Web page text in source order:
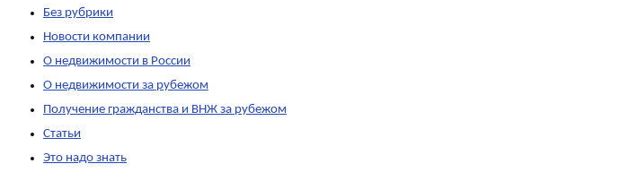
Без рубрики
Новости компании
О недвижимости в России
О недвижимости за рубежом
Получение гражданства и ВНЖ за рубежом
Статьи
Это надо знать